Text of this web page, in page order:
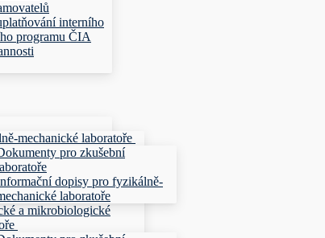
interního
programu ČIA
mechanické laboratoře
pro zkušební
dopisy pro fyzikálně-
laboratoře
a mikrobiologické